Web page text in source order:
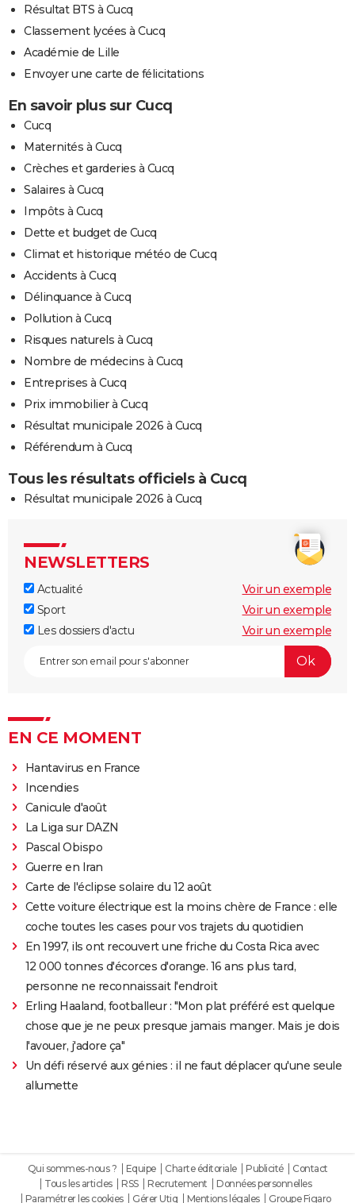
Résultat BTS à Cucq
Classement lycées à Cucq
Académie de Lille
Envoyer une carte de félicitations
En savoir plus sur Cucq
Cucq
Maternités à Cucq
Crèches et garderies à Cucq
Salaires à Cucq
Impôts à Cucq
Dette et budget de Cucq
Climat et historique météo de Cucq
Accidents à Cucq
Délinquance à Cucq
Pollution à Cucq
Risques naturels à Cucq
Nombre de médecins à Cucq
Entreprises à Cucq
Prix immobilier à Cucq
Résultat municipale 2026 à Cucq
Référendum à Cucq
Tous les résultats officiels à Cucq
Résultat municipale 2026 à Cucq
NEWSLETTERS
Actualité
Voir un exemple
Sport
Voir un exemple
Les dossiers d'actu
Voir un exemple
EN CE MOMENT
Hantavirus en France
Incendies
Canicule d'août
La Liga sur DAZN
Pascal Obispo
Guerre en Iran
Carte de l'éclipse solaire du 12 août
Cette voiture électrique est la moins chère de France : elle
coche toutes les cases pour vos trajets du quotidien
En 1997, ils ont recouvert une friche du Costa Rica avec
12 000 tonnes d'écorces d'orange. 16 ans plus tard,
personne ne reconnaissait l'endroit
Erling Haaland, footballeur : "Mon plat préféré est quelque
chose que je ne peux presque jamais manger. Mais je dois
l'avouer, j'adore ça"
Un défi réservé aux génies : il ne faut déplacer qu'une seule
allumette
Qui sommes-nous ? Equipe Charte éditoriale Publicité
Contact
Tous les articles
RSS Recrutement
Données personnelles
Paramétrer les cookies
Gérer Utiq Mentions légales Groupe Figaro